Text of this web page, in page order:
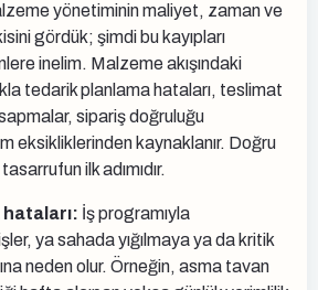
yönetiminin maliyet, zaman ve
gördük; şimdi bu kayıpları
inelim. Malzeme akışındaki
tedarik planlama hataları, teslimat
sipariş doğruluğu
eksikliklerinden kaynaklanır. Doğru
ilk adımıdır.
İş programıyla
ya sahada yığılmaya ya da kritik
neden olur. Örneğin, asma tavan